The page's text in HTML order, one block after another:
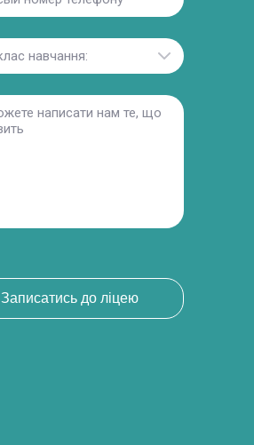
Записатись до ліцею